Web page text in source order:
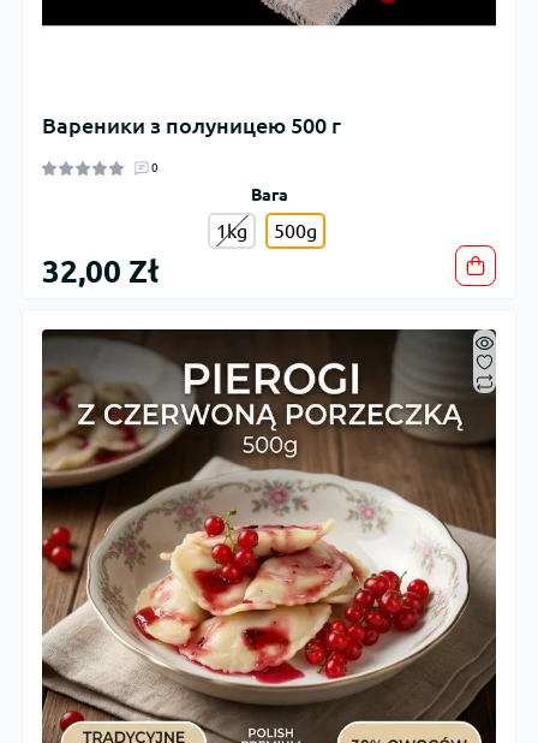
Вареники з полуницею 500 г
0
Вага
1kg 500g
32,00 Zł